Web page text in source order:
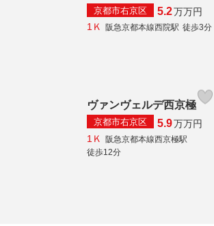
京都市右京区 5.2万万円
1Ｋ 阪急京都本線西院駅 徒歩3分
ヴァンヴェルデ西京極
京都市右京区 5.9万万円
1Ｋ
阪急京都本線西京極駅
徒歩12分